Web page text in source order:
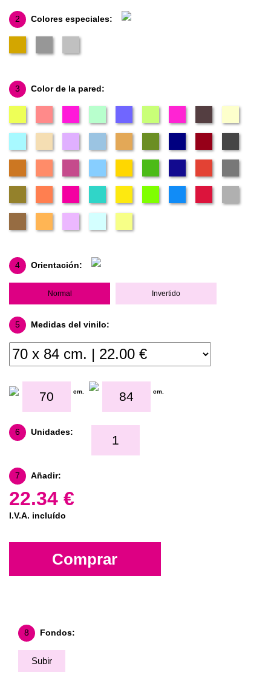
2 Colores especiales:
3 Color de la pared:
4 Orientación:
Normal Invertido
5 Medidas del vinilo:
cm. cm.
6 Unidades:
7 Añadir:
22.34 €
I.V.A. incluído
Comprar
8 Fondos:
Subir